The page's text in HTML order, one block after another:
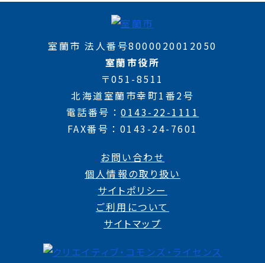
室蘭市 法人番号8000020012050
室蘭市役所
〒051-8511
北海道室蘭市幸町1番2号
電話番号
0143-22-1111
FAX番号
0143-24-7601
お問い合わせ
個人情報の取り扱い
サイトポリシー
ご利用について
サイトマップ